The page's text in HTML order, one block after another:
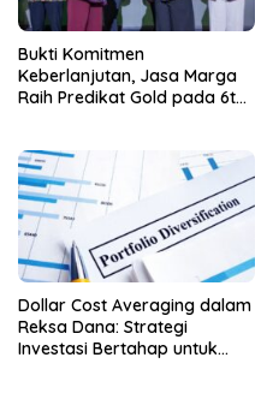
Bukti Komitmen
Keberlanjutan, Jasa Marga
Raih Predikat Gold pada 6th
Dollar Cost Averaging dalam
Reksa Dana: Strategi
Investasi Bertahap untuk